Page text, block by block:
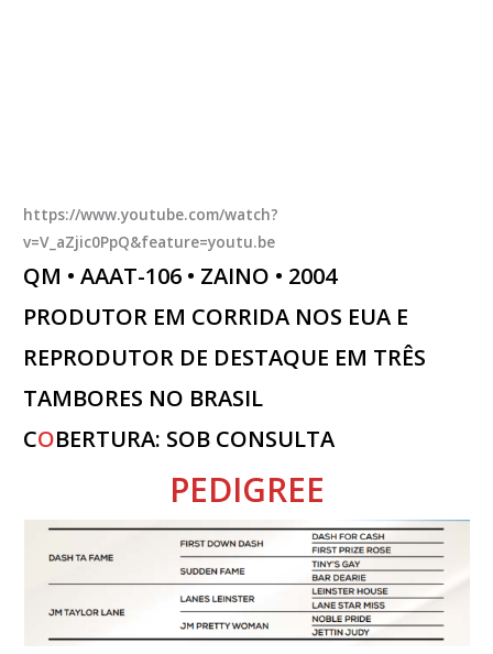
https://www.youtube.com/watch?
v=V_aZjic0PpQ&feature=youtu.be
QM • AAAT-106 • ZAINO • 2004
PRODUTOR EM CORRIDA NOS EUA E
REPRODUTOR DE DESTAQUE EM TRÊS
TAMBORES NO BRASIL
COBERTURA: SOB CONSULTA
PEDIGREE